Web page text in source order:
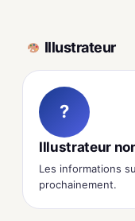
Illustrateur
?
Illustrateur
Les informations
prochainement.